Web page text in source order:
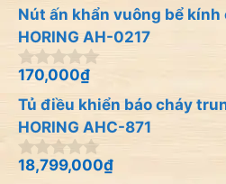
g
o
à
i
5
Nút ấn khẩn vuông bể kính
HORING AH-0217
0
g
o
à
i
5
170,000₫
Tủ điều khiển báo cháy
HORING AHC-871
0
18,799,000₫